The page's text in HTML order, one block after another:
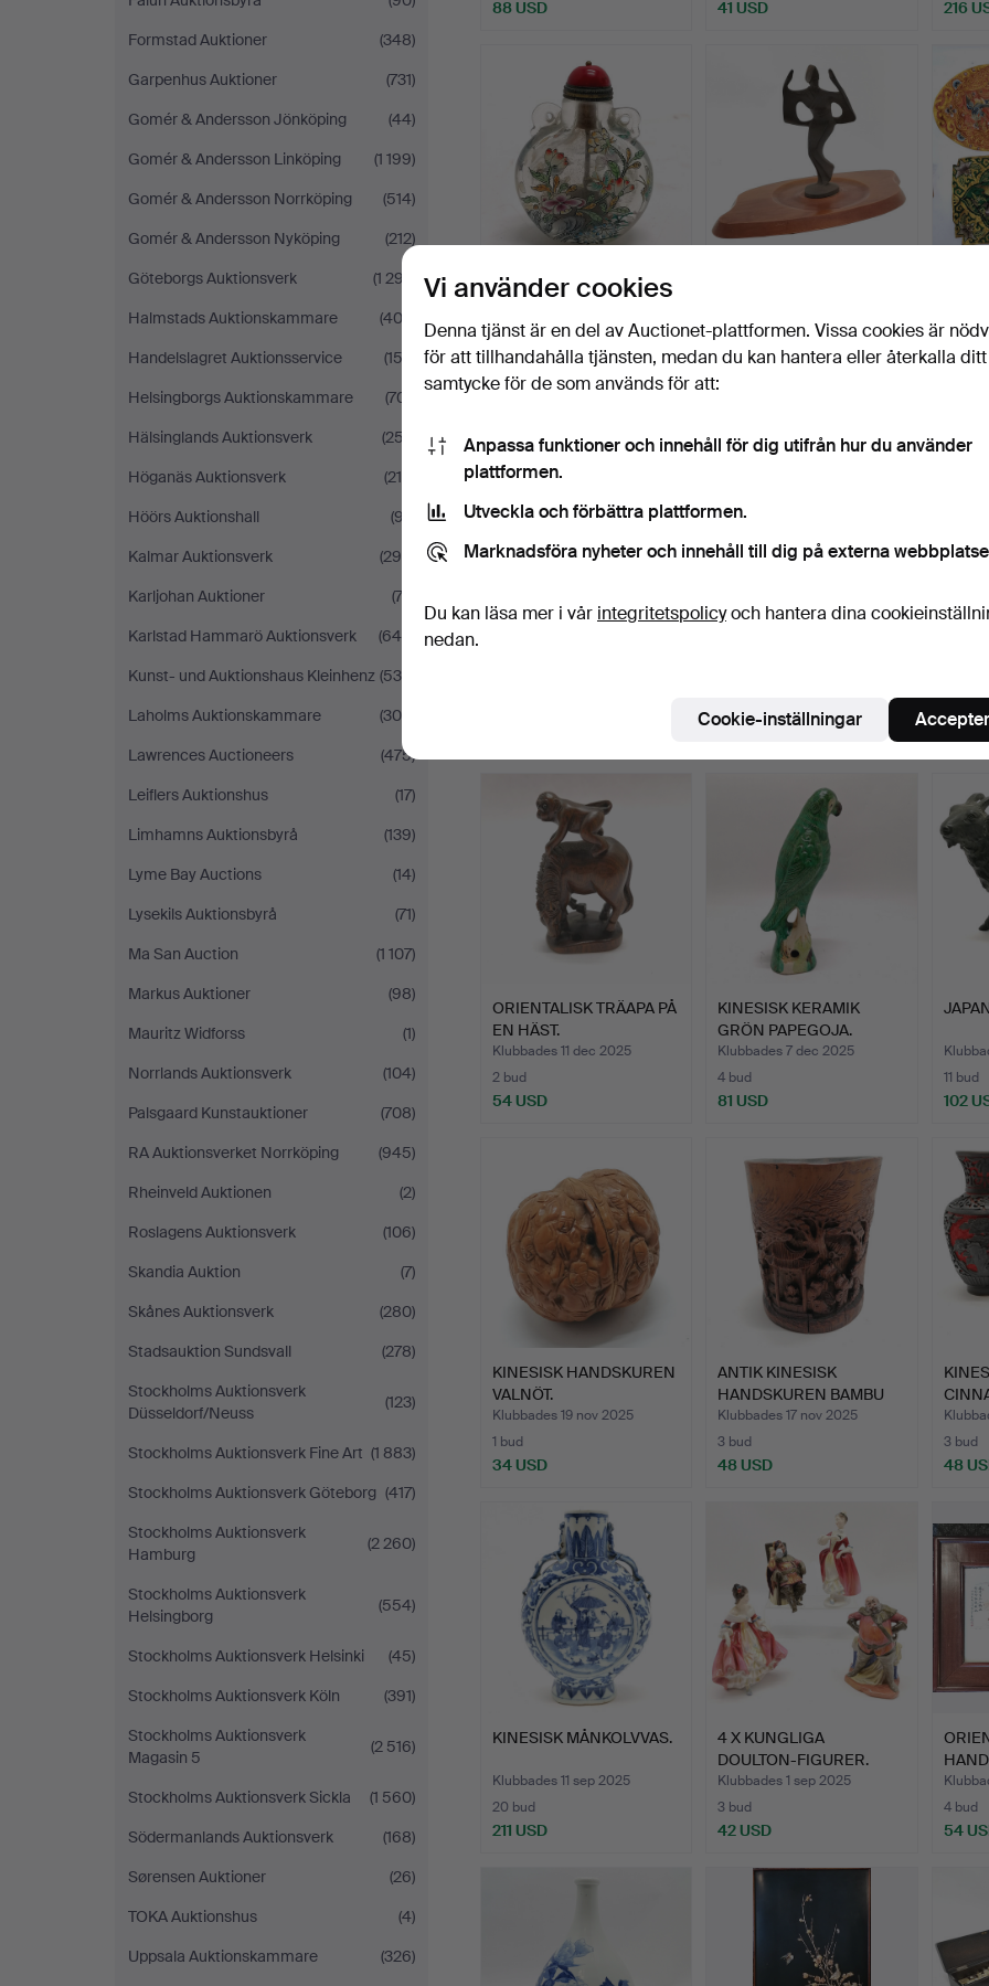
Formstad Auktioner
(348)
Garpenhus Auktioner
(731)
Gomér & Andersson Jönköping
(44)
Gomér & Andersson Linköping
(1 199)
Gomér & Andersson Norrköping
(514)
Gomér & Andersson Nyköping
(212)
Göteborgs Auktionsverk
(1 297)
Halmstads Auktionskammare
(403)
Handelslagret Auktionsservice
(153)
Helsingborgs Auktionskammare
(701)
Hälsinglands Auktionsverk
(257)
Höganäs Auktionsverk
(215)
Höörs Auktionshall
(97)
Kalmar Auktionsverk
(294)
Karljohan Auktioner
(72)
Karlstad Hammarö Auktionsverk
(645)
Kunst- und Auktionshaus Kleinhenz (530)
Laholms Auktionskammare
(308)
Lawrences Auctioneers
(475)
Leiflers Auktionshus
(17)
Limhamns Auktionsbyrå
(139)
Lyme Bay Auctions
(14)
Lysekils Auktionsbyrå
(71)
Ma San Auction
(1 107)
Markus Auktioner
(98)
Mauritz Widforss
(1)
Norrlands Auktionsverk
(104)
Palsgaard Kunstauktioner
(708)
RA Auktionsverket Norrköping
(945)
Rheinveld Auktionen
(2)
Roslagens Auktionsverk
(106)
Skandia Auktion
(7)
Skånes Auktionsverk
(280)
Stadsauktion Sundsvall
(278)
Stockholms Auktionsverk
Düsseldorf/Neuss
(123)
Stockholms Auktionsverk Fine Art (1 883)
Stockholms Auktionsverk Göteborg (417)
Stockholms Auktionsverk
Hamburg
(2 260)
Stockholms Auktionsverk
Helsingborg
(554)
Stockholms Auktionsverk Helsinki
(45)
Stockholms Auktionsverk Köln
(391)
Stockholms Auktionsverk
Magasin 5
(2 516)
Stockholms Auktionsverk Sickla
(1 560)
Södermanlands Auktionsverk
(168)
Sørensen Auktioner
(26)
TOKA Auktionshus
(4)
Uppsala Auktionskammare
(326)
88 USD 41 USD 216
* KINESISK
HANDDEKORERAD
GLASSNUSFLASKA.
Klubbades 29 jan 2026
1 bud
34 USD
Klubbades 26 jan 2026
7 bud
4
1 bud
2 bud
2 bud
ORIENTALISK TRÄAPA PÅ
EN HÄST.
Klubbades 11 dec 2025
2 bud
54 USD
KINESISK KERAMIK
GRÖN PAPEGOJA.
Klubbades 7 dec 2025
4 bud
81 USD
11 bud
102
KINESISK HANDSKUREN
VALNÖT.
Klubbades 19 nov 2025
1 bud
34 USD
ANTIK KINESISK
HANDSKUREN BAMBU
BORSTBRICK…
Klubbades 17 nov 2025
3 bud
48 USD
3 bud
48
KINESISK MÅNKOLVVAS.
Klubbades 11 sep 2025
20 bud
211 USD
4 X KUNGLIGA
DOULTON-FIGURER.
Klubbades 1 sep 2025
3 bud
42 USD
4 bud
54
Vi använder cookies
Denna tjänst är en del av Auctionet-plattformen. Vissa cookies är
för att tillhandahålla tjänsten, medan du kan hantera eller återkalla ditt
samtycke för de som används för att:
Anpassa funktioner och innehåll för dig utifrån hur du använder
plattformen.
Utveckla och förbättra plattformen.
Marknadsföra nyheter och innehåll till dig på externa
Du kan läsa mer i vår integritetspolicyoch hantera dina
nedan.
Cookie-inställningar